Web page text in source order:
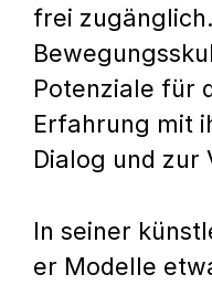
frei
Potenziale für
Erfahrung mit
Dialog und zur
In seiner
er Modelle